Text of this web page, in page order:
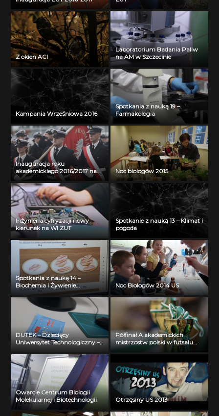
Z okien ACI
Laboratorium Badania Paliw
na AM w Szczecinie
Kampania Wrześniowa 2016
Spotkania z nauką 19 –
Farmakologia
Inauguracja roku
akademickiego 2016/2017 na
Akademii Morskiej w
Szczecinie
Noc biologów 2015
Inżynieria cyfryzacji nowy
kierunek na WI ZUT
Spotkanie z nauką 13 – Klimat i
pogoda
Spotkania z nauką 14 –
Biochemia i Żywienie
Człowieka
Noc Biologów 2014 US
DUTEK – Dziecięcy
Uniwersytet Technologiczny –
Półfinał A akademickich
mistrzostw polski w futsalu
mężczyzn
Owarcie Centrum Biologii
Molekularnej i Biotechnologii
Otrzęsiny US 2013